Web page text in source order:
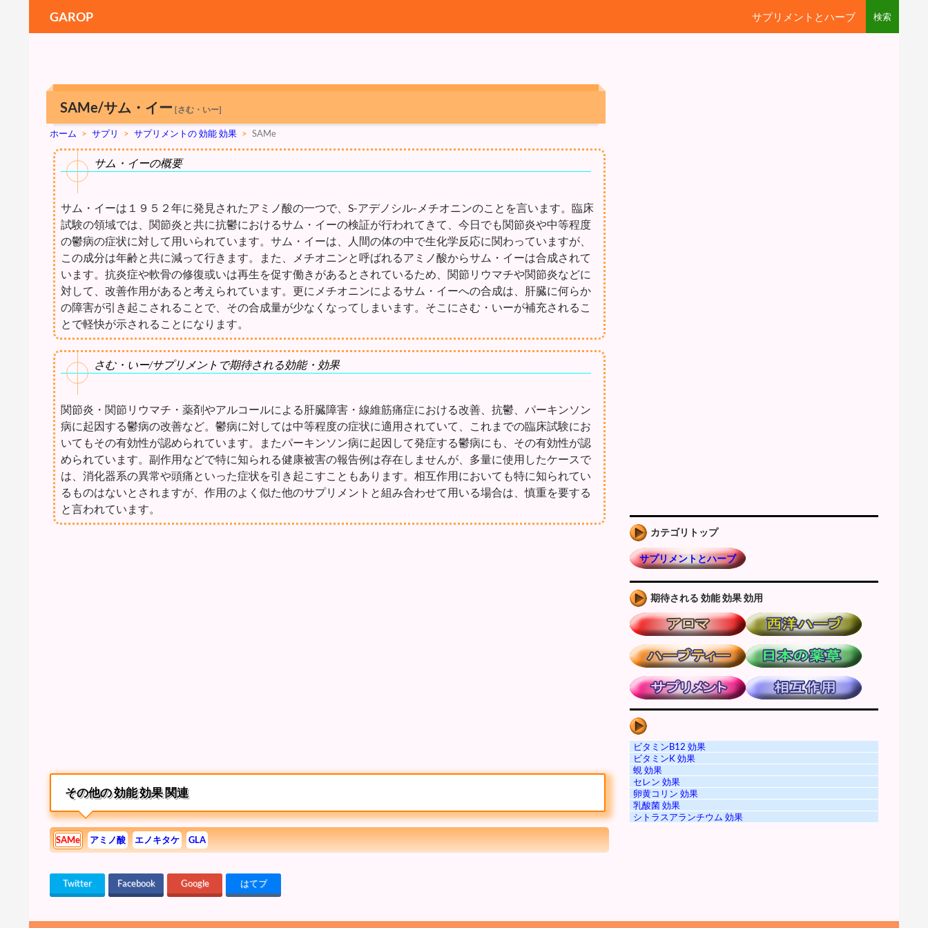
GAROP サプリメントとハーブ
SAMe/サム・イー [さむ・いー]
ホーム > サプリ > サプリメントの 効能 効果 > SAMe
サム・イーの概要
サム・イーは１９５２年に発見されたアミノ酸の一つで、S-アデノシル-メチオニンのことを言います。臨床
試験の領域では、関節炎と共に抗鬱におけるサム・イーの検証が行われてきて、今日でも関節炎や中等程度
の鬱病の症状に対して用いられています。サム・イーは、人間の体の中で生化学反応に関わっていますが、
この成分は年齢と共に減って行きます。また、メチオニンと呼ばれるアミノ酸からサム・イーは合成されて
います。抗炎症や軟骨の修復或いは再生を促す働きがあるとされているため、関節リウマチや関節炎などに
対して、改善作用があると考えられています。更にメチオニンによるサム・イーへの合成は、肝臓に何らか
の障害が引き起こされることで、その合成量が少なくなってしまいます。そこにさむ・いーが補充されるこ
とで軽快が示されることになります。
さむ・いー/サプリメントで期待される効能・効果
関節炎・関節リウマチ・薬剤やアルコールによる肝臓障害・線維筋痛症における改善、抗鬱、パーキンソン
病に起因する鬱病の改善など。鬱病に対しては中等程度の症状に適用されていて、これまでの臨床試験にお
いてもその有効性が認められています。またパーキンソン病に起因して発症する鬱病にも、その有効性が認
められています。副作用などで特に知られる健康被害の報告例は存在しませんが、多量に使用したケースで
は、消化器系の異常や頭痛といった症状を引き起こすこともあります。相互作用においても特に知られてい
るものはないとされますが、作用のよく似た他のサプリメントと組み合わせて用いる場合は、慎重を要する
と言われています。
その他の 効能 効果 関連
SAMe アミノ酸 エノキタケ GLA
Twitter Facebook Google はてブ
カテゴリトップ
サプリメントとハーブ
期待される 効能 効果 効用
ビタミンB12 効果
ビタミンK 効果
蜆 効果
セレン 効果
卵黄コリン 効果
乳酸菌 効果
シトラスアランチウム 効果